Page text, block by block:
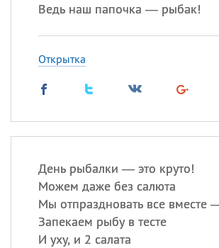
Ведь наш папочка — рыбак!
Открытка
День рыбалки — это круто!
Можем даже без салюта
Мы отпраздновать все вместе
Запекаем рыбу в тесте
И уху, и 2 салата